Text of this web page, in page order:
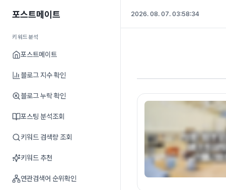
포스트메이트
키워드분석
포스트메이트
블로그 지수 확인
블로그 누락 확인
포스팅 분석조회
키워드 검색량 조회
키워드 추천
연관검색어 순위확인
2026. 08. 07. 03:58:35